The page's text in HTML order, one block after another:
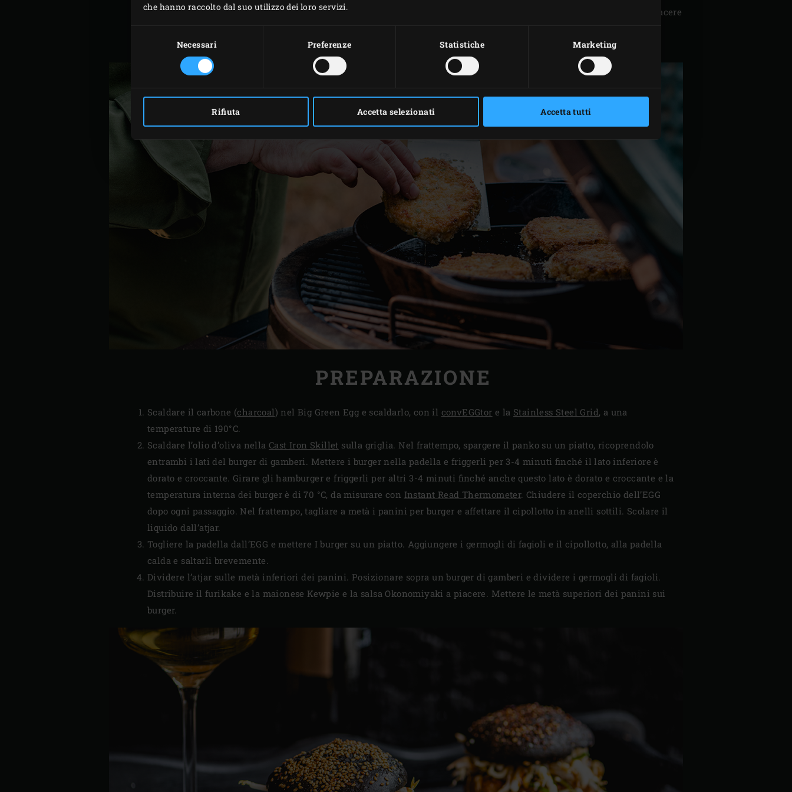
che hanno raccolto dal suo utilizzo dei loro servizi.
Necessari Preferenze Statistiche Marketing
Rifiuta Accetta selezionati Accetta tutti
Tagliare il resto dei gamberi in piccoli pezzi e affettare finemente i cipollotti. Mescolarli con i pinoli, sale e pepe a piacere
hamburger. Lasciare che I burger di gamberi si raffreddino in frigorifero per circa 1 ora.
PREPARAZIONE
Scaldare il carbone (charcoal) nel Big Green Egg e scaldarlo, con il convEGGtor e la Stainless Steel Grid, a una
temperature di 190°C.
Scaldare l’olio d’oliva nella Cast Iron Skillet sulla griglia. Nel frattempo, spargere il panko su un piatto, ricoprendolo
entrambi i lati del burger di gamberi. Mettere i burger nella padella e friggerli per 3-4 minuti finché il lato inferiore è
dorato e croccante. Girare gli hamburger e friggerli per altri 3-4 minuti finché anche questo lato è dorato e croccante e la
temperatura interna dei burger è di 70 °C, da misurare con Instant Read Thermometer. Chiudere il coperchio dell’EGG
dopo ogni passaggio. Nel frattempo, tagliare a metà i panini per burger e affettare il cipollotto in anelli sottili. Scolare il
liquido dall’atjar.
Togliere la padella dall’EGG e mettere I burger su un piatto. Aggiungere i germogli di fagioli e il cipollotto, alla padella
calda e saltarli brevemente.
Dividere l’atjar sulle metà inferiori dei panini. Posizionare sopra un burger di gamberi e dividere i germogli di fagioli.
Distribuire il furikake e la maionese Kewpie e la salsa Okonomiyaki a piacere. Mettere le metà superiori dei panini sui
burger.